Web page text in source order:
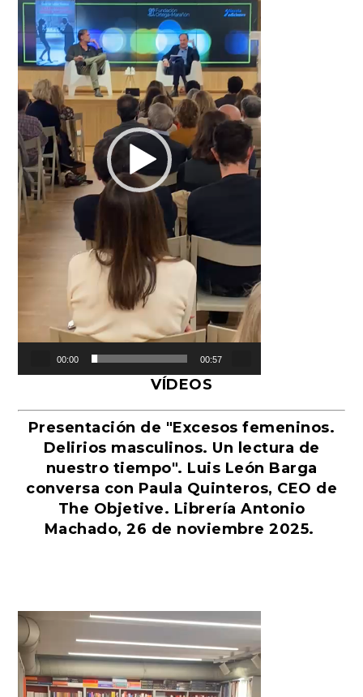
00:00 00:57
VÍDEOS
Presentación de "Excesos femeninos.
Delirios masculinos. Un lectura de
nuestro tiempo". Luis León Barga
conversa con Paula Quinteros, CEO de
The Objetive. Librería Antonio
Machado, 26 de noviembre 2025.
Reproductor
de
vídeo